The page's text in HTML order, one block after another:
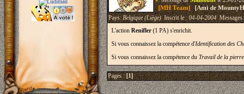
[MH Team][Ami de
Pays:Belgique (Liège)Inscrit le :04-04-2004
L'action Renifler (1 PA) s'enrichit.
Si vous connaissez la compétence d'Identification des
Si vous connaissez la compétence du Travail de la pierre
Pages :[1]